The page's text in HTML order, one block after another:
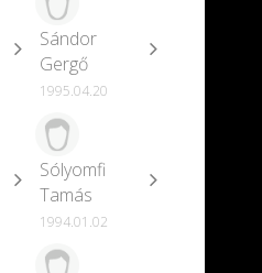
Sándor
Gergő
1995.04.20
Sólyomfi
Tamás
1994.01.02